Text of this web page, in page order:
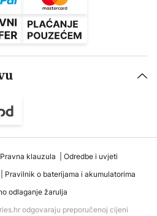
Pravna klauzula
Odredbe i uvjeti
Pravilnik o baterijama i akumulatorima
odlaganje žarulja
odgovaraju preporučenoj cijeni